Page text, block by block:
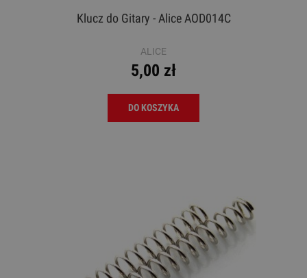
Klucz do Gitary - Alice AOD014C
ALICE
5,00 zł
DO KOSZYKA